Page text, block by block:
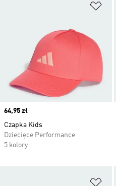
Price
64,95 zł
Czapka Kids
Dziecięce Performance
5 kolory